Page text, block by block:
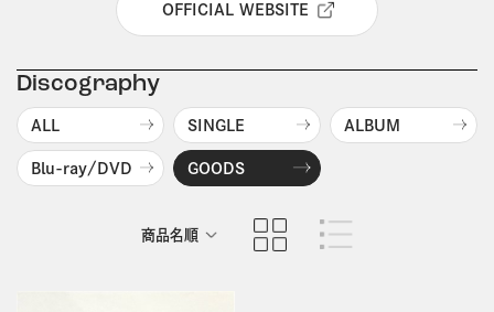
OFFICIAL WEBSITE
Discography
ALL SINGLE ALBUM
Blu-ray/DVD GOODS
商品名順